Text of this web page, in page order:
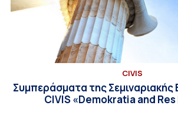
CIVIS
Συμπεράσματα της
CIVIS «Demokratia and